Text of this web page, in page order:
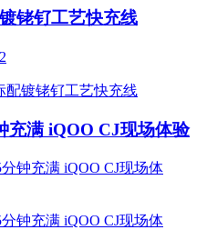
铑钌工艺快充线
充满 iQOO CJ现场体验